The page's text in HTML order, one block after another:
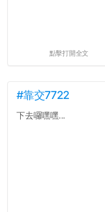
點擊打開全文
#靠交7722
下去囉嘿嘿...